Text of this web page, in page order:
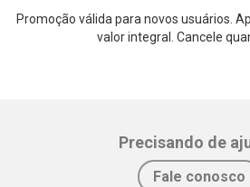
Promoção válida para novos usuários.
valor integral. Cancele
Precisando de
Fale conosco
Whatsapp Facebook